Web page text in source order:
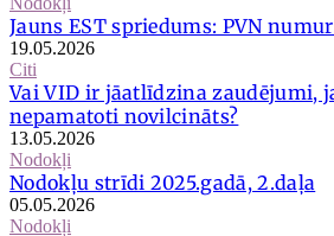
Jauns EST spriedums: PVN
19.05.2026
Citi
Vai VID ir jāatlīdzina zaudējumi,
nepamatoti novilcināts?
13.05.2026
Nodokļi
Nodokļu strīdi 2025.gadā, 2.daļa
05.05.2026
Nodokļi